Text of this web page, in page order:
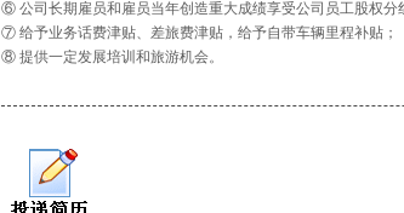
⑥ 公司长期雇员和雇员当年创造重大成绩享受公司员工股权分
⑦ 给予业务话费津贴、差旅费津贴，给予自带车辆里程补贴；
⑧ 提供一定发展培训和旅游机会。